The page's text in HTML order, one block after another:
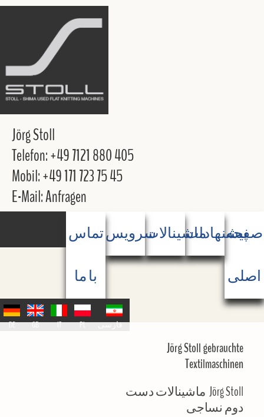
Jörg Stoll
Telefon: +49 7121 880 405
Mobil: +49 171 723 75 45
E-Mail: Anfragen
صفحه
اصلی
پیشنهاداتماشینالاتسرویستماس
با ما
DE GB IT PL فارسی
Jörg Stoll gebrauchte
Textilmaschinen
Jörg Stoll ماشینالات دست
دوم نساجی